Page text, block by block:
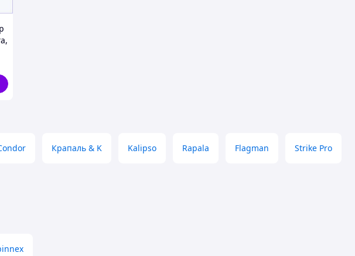
Крапаль & K Kalipso Rapala Flagman Strike Pro